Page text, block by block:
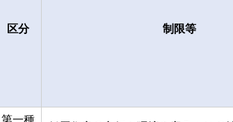
区分 制限等
第一種